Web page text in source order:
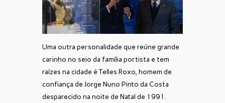
Uma outra personalidade que reúne grande
carinho no seio da família portista e tem
raízes na cidade é Telles Roxo, homem de
confiança de Jorge Nuno Pinto da Costa
desparecido na noite de Natal de 1991.